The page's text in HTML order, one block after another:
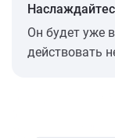
Он будет уже
действовать